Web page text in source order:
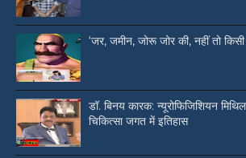
‘जर, जमीन, जोरू जोर की, नहीं तो
डॉ. बिनय कारक: न्यूरोफिजिशियन
चिकित्सा जगत में इतिहास